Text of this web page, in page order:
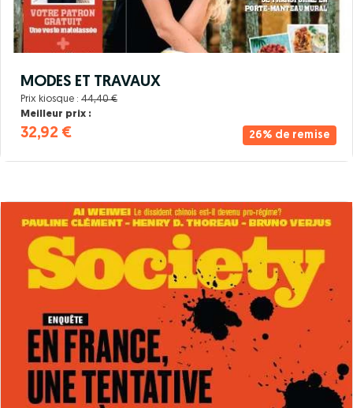
26% de remise
MODES ET TRAVAUX
Prix kiosque : 44,40 €
Meilleur prix :
32,92 €